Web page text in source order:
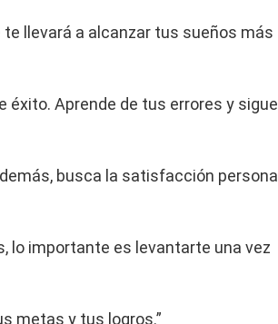
llevará a alcanzar tus sueños más
éxito. Aprende de tus errores y sigue
busca la satisfacción personal
lo importante es levantarte una vez
metas y tus logros.”